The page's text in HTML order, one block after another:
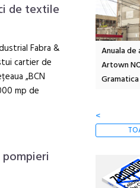
de textile
Fabra &
cartier de
„BCN
mp de
pompieri
Call – Local Design
2026
Anuala de
Artown
<